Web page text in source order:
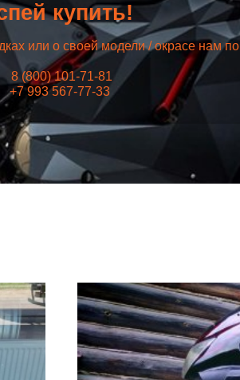
купить!
или о своей модели / окрасе нам
8 (800) 101-71-81
+7 993 567-77-33